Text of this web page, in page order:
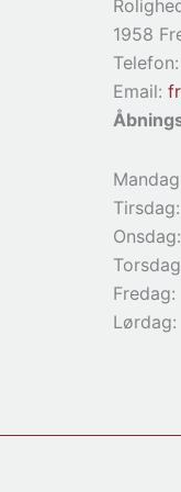
1958
Telefon:
Email:
Mandag
Tirsdag:
Onsdag:
Fredag:
Lørdag: